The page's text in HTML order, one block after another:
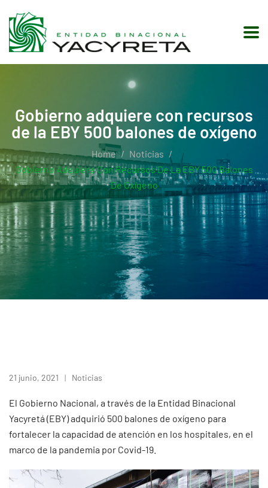
Gobierno adquiere con recursos
de la EBY 500 balones de oxígeno
Home
Noticias
Gobierno Adquiere Con Recursos De La EBY 500 Balones
De Oxígeno
21 junio, 2021 Noticias
El Gobierno Nacional, a través de la Entidad Binacional
Yacyretá (EBY) adquirió 500 balones de oxígeno para
fortalecer la capacidad de atención en los hospitales, en el
marco de la pandemia por Covid-19.